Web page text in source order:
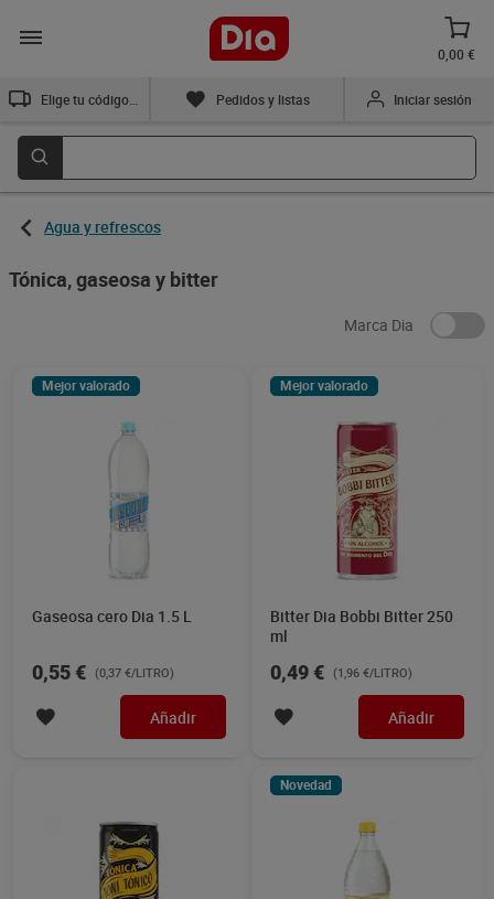
0,00 €
Pedidos y listas Iniciar sesión
Agua y refrescos
Tónica, gaseosa y bitter
Marca Dia
Mejor valorado
Gaseosa cero Dia 1.5 L
0,55 € (0,37 €/LITRO)
Añadir
Mejor valorado
Bitter Dia Bobbi Bitter 250
ml
0,49 € (1,96 €/LITRO)
Añadir
Novedad